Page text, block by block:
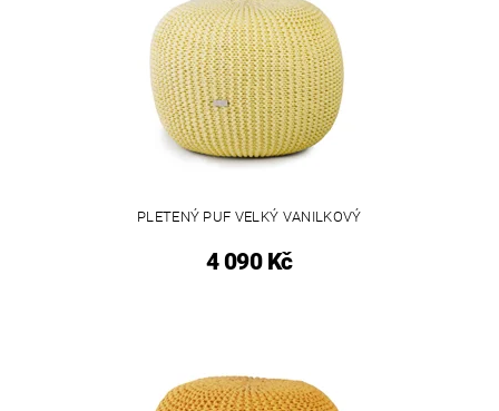
PLETENÝ PUF VELKÝ VANILKOVÝ
4 090 Kč